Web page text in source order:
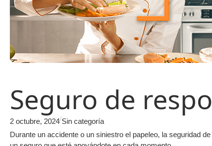
Seguro de
2 octubre, 2024/Sin categoría
Durante un accidente o un siniestro el papeleo, la seguridad